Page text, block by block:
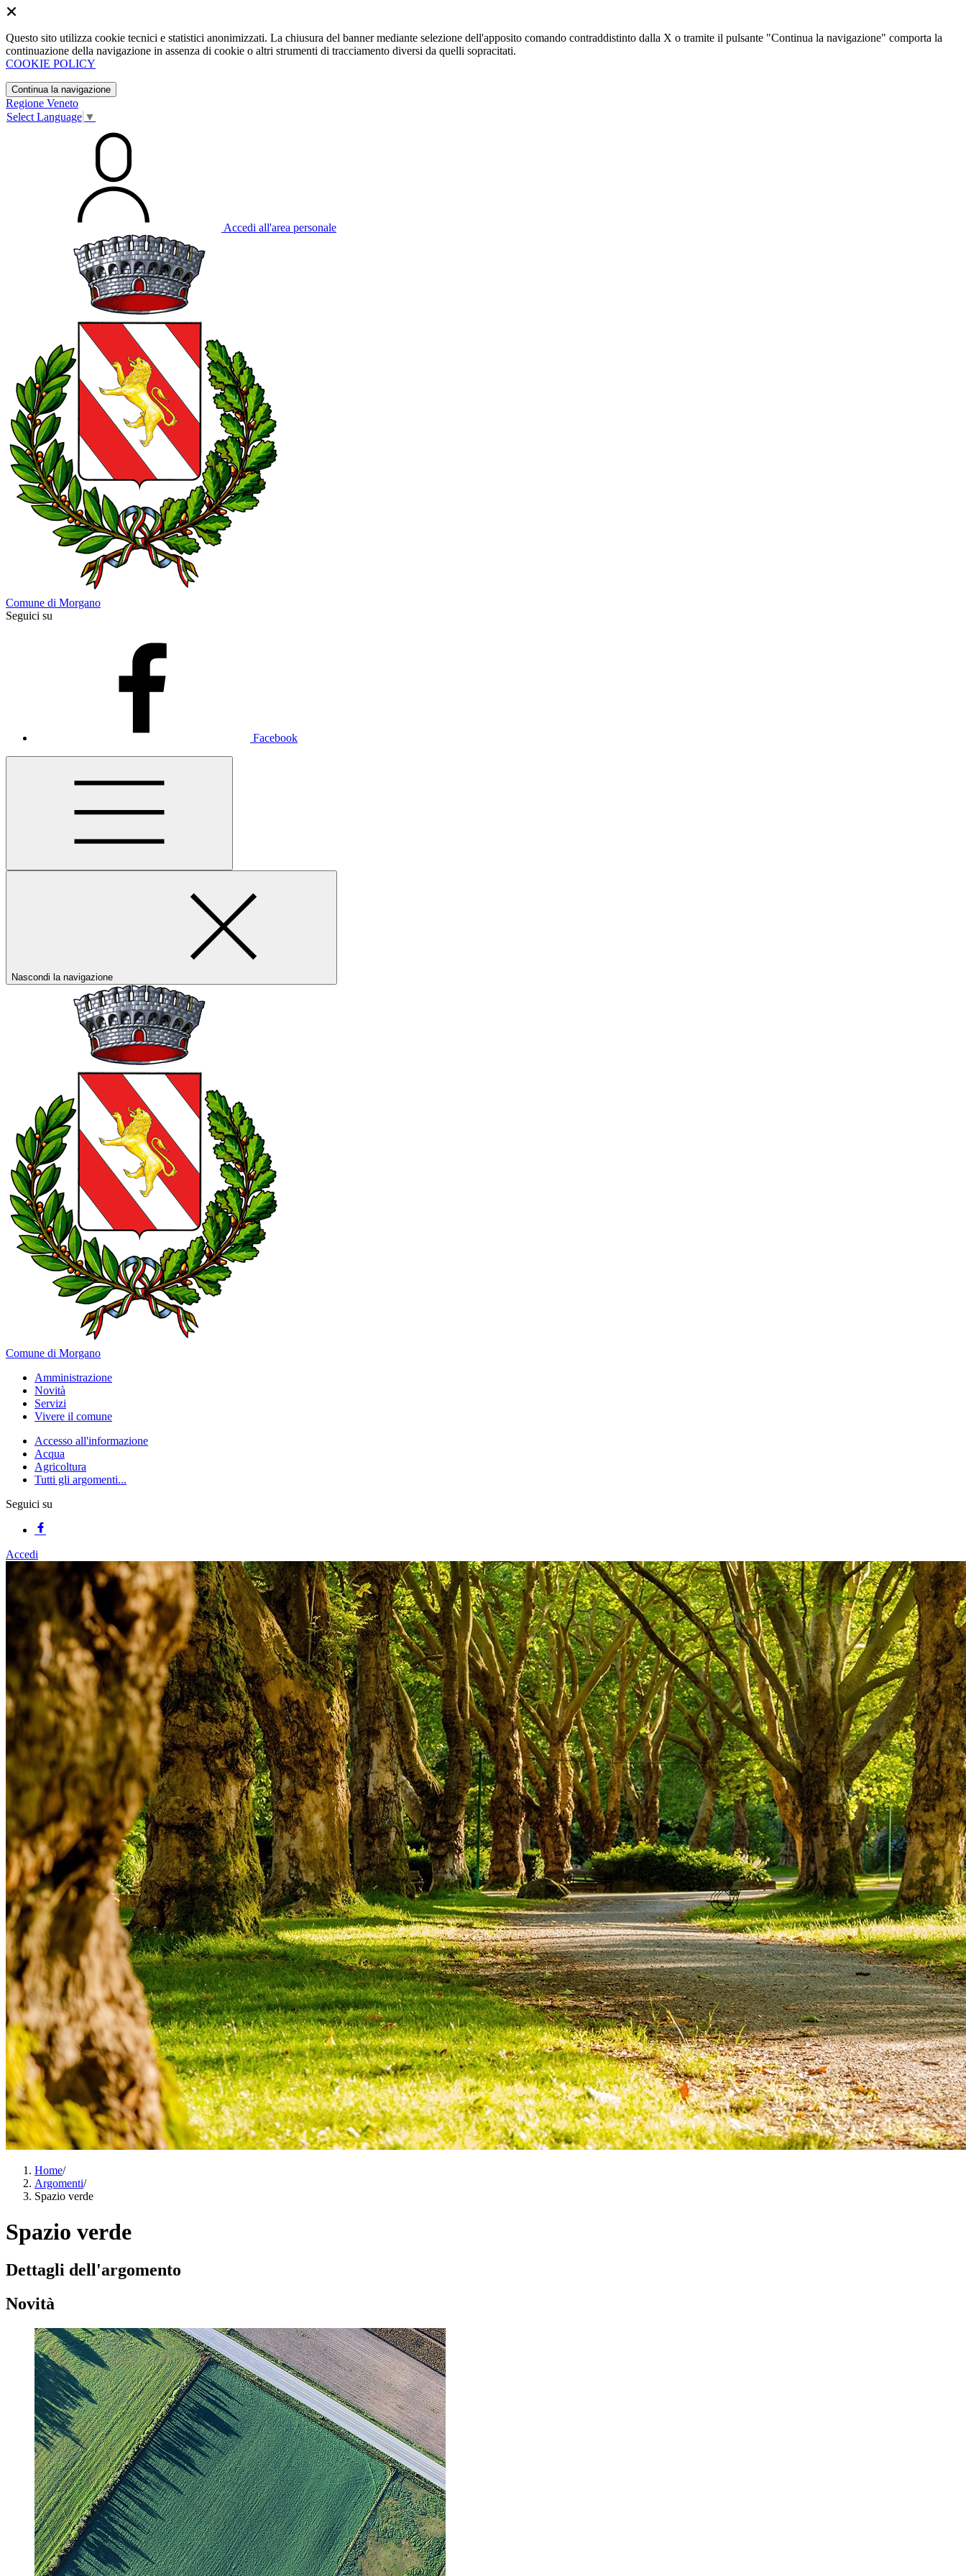
Questo sito utilizza cookie tecnici e statistici anonimizzati. La chiusura del banner mediante selezione dell'apposito comando contraddistinto dalla X o tramite il pulsante "Continua la navigazione" comporta la
continuazione della navigazione in assenza di cookie o altri strumenti di tracciamento diversi da quelli sopracitati.
COOKIE POLICY
Continua la navigazione
Regione Veneto
Select Language ▼
Accedi all'area personale
Comune di Morgano
Seguici su
Facebook
Nascondi la navigazione
Comune di Morgano
Amministrazione
Novità
Servizi
Vivere il comune
Accesso all'informazione
Acqua
Agricoltura
Tutti gli argomenti...
Seguici su
Accedi
Home/
Argomenti/
Spazio verde
Spazio verde
Dettagli dell'argomento
Novità